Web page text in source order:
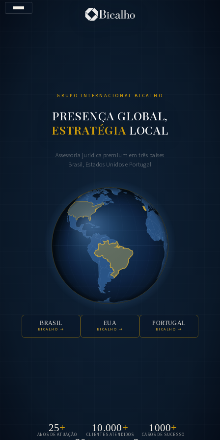
Pular para o conteúdo principal
GRUPO INTERNACIONAL BICALHO
PRESENÇA GLOBAL,
ESTRATÉGIA LOCAL
Assessoria jurídica premium em três países
Brasil, Estados Unidos e Portugal
BRASIL
BICALHO →
EUA
BICALHO →
PORTUGAL
BICALHO →
ANOS DE ATUAÇÃO
25+
CLIENTES ATENDIDOS
10.000+
CASOS DE SUCESSO
1000+